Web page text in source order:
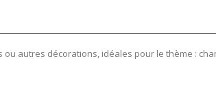
autres décorations, idéales pour le thème :